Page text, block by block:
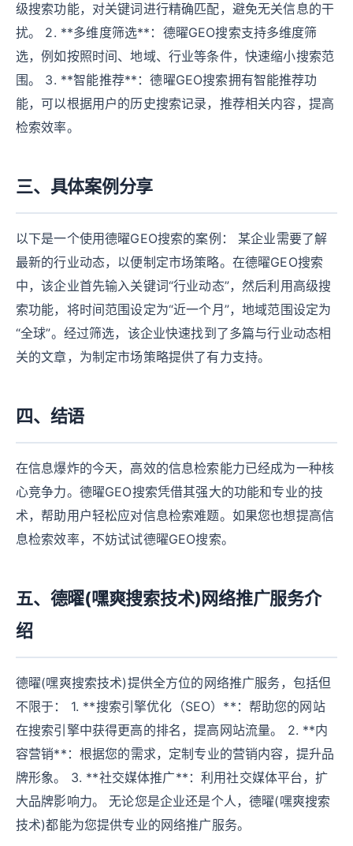
级搜索功能，对关键词进行精确匹配，避免无关信息的干
扰。 2. **多维度筛选**：德曜GEO搜索支持多维度筛
选，例如按照时间、地域、行业等条件，快速缩小搜索范
围。 3. **智能推荐**：德曜GEO搜索拥有智能推荐功
能，可以根据用户的历史搜索记录，推荐相关内容，提高
检索效率。
三、具体案例分享
以下是一个使用德曜GEO搜索的案例： 某企业需要了解
最新的行业动态，以便制定市场策略。在德曜GEO搜索
中，该企业首先输入关键词“行业动态”，然后利用高级搜
索功能，将时间范围设定为“近一个月”，地域范围设定为
“全球”。经过筛选，该企业快速找到了多篇与行业动态相
关的文章，为制定市场策略提供了有力支持。
四、结语
在信息爆炸的今天，高效的信息检索能力已经成为一种核
心竞争力。德曜GEO搜索凭借其强大的功能和专业的技
术，帮助用户轻松应对信息检索难题。如果您也想提高信
息检索效率，不妨试试德曜GEO搜索。
五、德曜(嘿爽搜索技术)网络推广服务介
绍
德曜(嘿爽搜索技术)提供全方位的网络推广服务，包括但
不限于： 1. **搜索引擎优化（SEO）**：帮助您的网站
在搜索引擎中获得更高的排名，提高网站流量。 2. **内
容营销**：根据您的需求，定制专业的营销内容，提升品
牌形象。 3. **社交媒体推广**：利用社交媒体平台，扩
大品牌影响力。 无论您是企业还是个人，德曜(嘿爽搜索
技术)都能为您提供专业的网络推广服务。